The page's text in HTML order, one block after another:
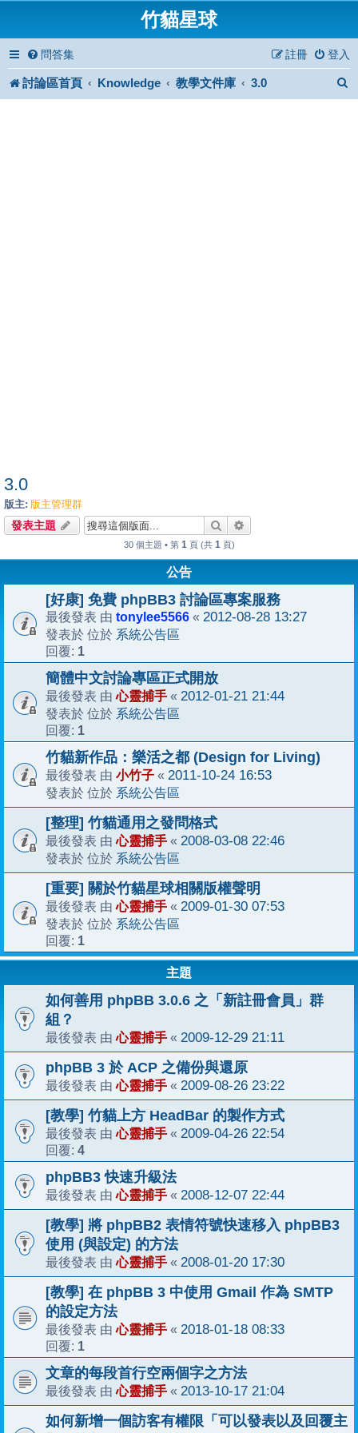
竹貓星球
問答集 登入
註冊
討論區首頁 Knowledge 教學文件庫 3.0
3.0
版主: 版主管理群
發表主題 搜尋
30 個主題 • 第 1 頁 (共 1 頁)
公告
[好康] 免費 phpBB3 討論區專案服務
最後發表 由 tonylee5566 « 2012-08-28 13:27
發表於 位於 系統公告區
回覆: 1
簡體中文討論專區正式開放
最後發表 由心靈捕手 « 2012-01-21 21:44
發表於 位於 系統公告區
回覆: 1
竹貓新作品：樂活之都 (Design for Living)
最後發表 由 小竹子 « 2011-10-24 16:53
發表於 位於 系統公告區
[整理] 竹貓通用之發問格式
最後發表 由心靈捕手 « 2008-03-08 22:46
發表於 位於 系統公告區
[重要] 關於竹貓星球相關版權聲明
最後發表 由心靈捕手 « 2009-01-30 07:53
發表於 位於 系統公告區
回覆: 1
主題
如何善用 phpBB 3.0.6 之「新註冊會員」群
組？
最後發表 由心靈捕手 « 2009-12-29 21:11
phpBB 3 於 ACP 之備份與還原
最後發表 由心靈捕手 « 2009-08-26 23:22
[教學] 竹貓上方 HeadBar 的製作方式
最後發表 由心靈捕手 « 2009-04-26 22:54
回覆: 4
phpBB3 快速升級法
最後發表 由心靈捕手 « 2008-12-07 22:44
[教學] 將 phpBB2 表情符號快速移入 phpBB3
使用 (與設定) 的方法
最後發表 由心靈捕手 « 2008-01-20 17:30
[教學] 在 phpBB 3 中使用 Gmail 作為 SMTP
的設定方法
最後發表 由心靈捕手 « 2018-01-18 08:33
回覆: 1
文章的每段首行空兩個字之方法
最後發表 由心靈捕手 « 2013-10-17 21:04
如何新增一個訪客有權限「可以發表以及回覆主